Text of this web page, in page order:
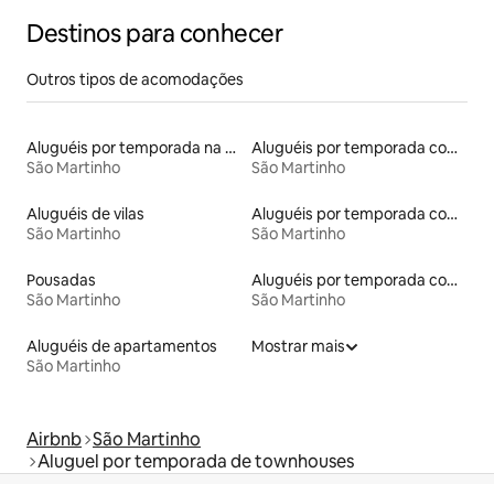
Destinos para conhecer
Outros tipos de acomodações
Aluguéis por temporada na orla
São Martinho
Aluguéis por temporada com caiaque
São Martinho
Aluguéis de vilas
São Martinho
Aluguéis por temporada com banheira de hidromassagem
São Martinho
Pousadas
São Martinho
Aluguéis por temporada com sauna
São Martinho
Aluguéis de apartamentos
São Martinho
Mostrar mais
Airbnb São Martinho
Aluguel por temporada de townhouses